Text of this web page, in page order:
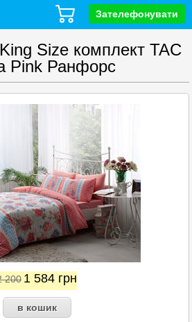
Зателефонувати
Size комплект TAC
Pink Ранфорс
200 1 584 грн